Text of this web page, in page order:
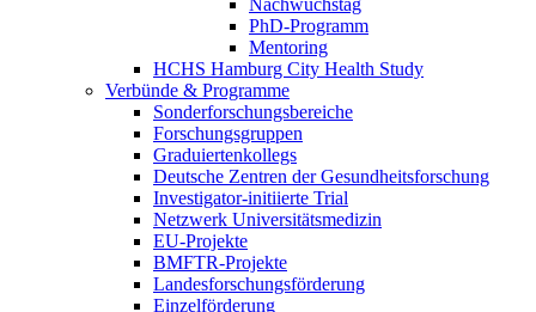
Nachwuchstag
PhD-Programm
Mentoring
HCHS Hamburg City Health Study
Verbünde & Programme
Sonderforschungsbereiche
Forschungsgruppen
Graduiertenkollegs
Deutsche Zentren der Gesundheitsforschung
Investigator-initiierte Trial
Netzwerk Universitätsmedizin
EU-Projekte
BMFTR-Projekte
Landesforschungsförderung
Einzelförderung